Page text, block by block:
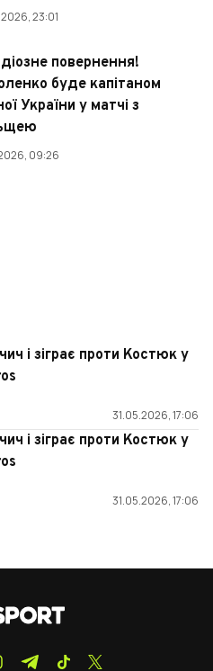
23:01
повернення!
буде капітаном
України у матчі з
09:26
і зіграє проти Костюк у
31.05.2026, 17:06
і зіграє проти Костюк у
31.05.2026, 17:06